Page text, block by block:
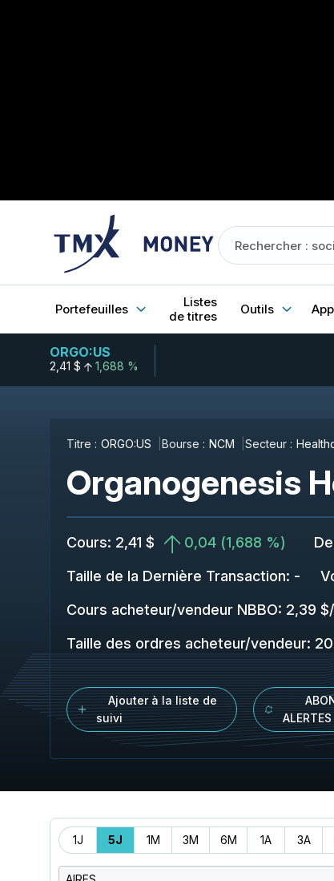
Portefeuilles
Listes
de titres
Outils
ORGO:US
2,41 $ 1,688 %
Titre : ORGO:US Bourse : NCM Secteur :
Organogenesis
Cours: 2,41 $ 0,04 (1,688 %)
Taille de la Dernière Transaction: -
Cours acheteur/vendeur NBBO: 2,39 $/
Taille des ordres acheteur/vendeur:
Ajouter à la liste de
suivi
ALERTES
Période
1J 5J 1M 3M 6M 1A 3A